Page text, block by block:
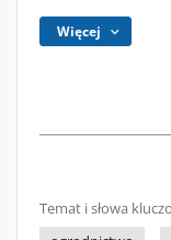
Więcej
Temat i słowa